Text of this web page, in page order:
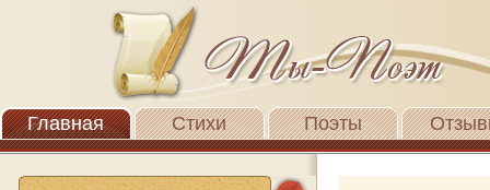
Главная Стихи Поэты